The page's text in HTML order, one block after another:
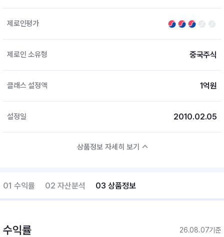
제로인평가
제로인 소유형 중국주식
클래스 설정액 1억원
설정일 2010.02.05
상품정보 자세히 보기
01 수익률 02 자산분석 03 상품정보
수익률 26.08.07기준
DIY 포트 관리
고객라운지
이벤트
공지사항
FAQ